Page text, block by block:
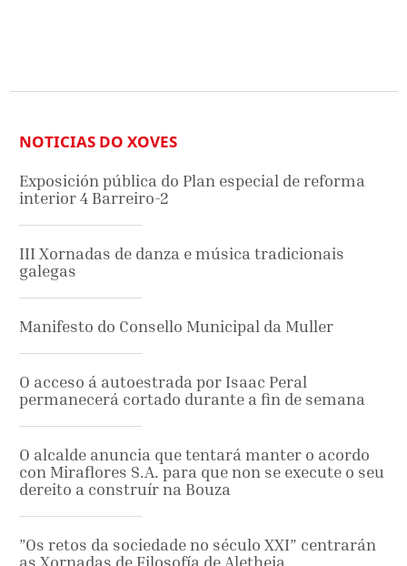
NOTICIAS DO XOVES
Exposición pública do Plan especial de reforma
interior 4 Barreiro-2
III Xornadas de danza e música tradicionais
galegas
Manifesto do Consello Municipal da Muller
O acceso á autoestrada por Isaac Peral
permanecerá cortado durante a fin de semana
O alcalde anuncia que tentará manter o acordo
con Miraflores S.A. para que non se execute o seu
dereito a construír na Bouza
”Os retos da sociedade no século XXI” centrarán
as Xornadas de Filosofía de Aletheia